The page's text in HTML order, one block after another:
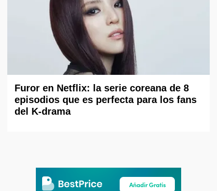
Furor en Netflix: la serie coreana de 8
episodios que es perfecta para los fans
del K-drama